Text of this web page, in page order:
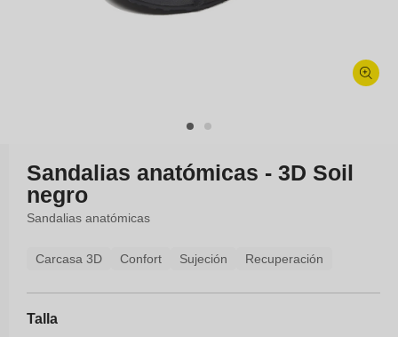
ventana
modal
Sandalias anatómicas - 3D Soil
negro
Sandalias anatómicas
Carcasa 3D Confort Sujeción Recuperación
Talla